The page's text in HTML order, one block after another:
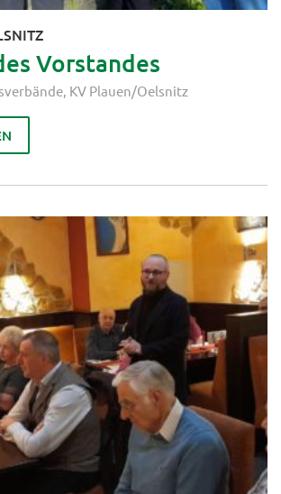
Vorstandes
KV Plauen/Oelsnitz